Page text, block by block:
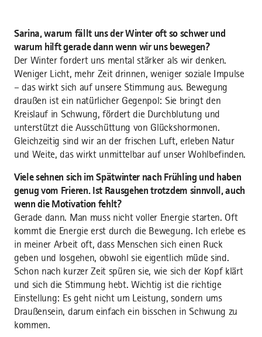
Sarina, warum fällt uns der Winter oft so schwer und
warum hilft gerade dann wenn wir uns bewegen?
Der Winter fordert uns mental stärker als wir denken.
Weniger Licht, mehr Zeit drinnen, weniger soziale Impulse
– das wirkt sich auf unsere Stimmung aus. Bewegung
draußen ist ein natürlicher Gegenpol: Sie bringt den
Kreislauf in Schwung, fördert die Durchblutung und
unterstützt die Ausschüttung von Glückshormonen.
Gleichzeitig sind wir an der frischen Luft, erleben Natur
und Weite, das wirkt unmittelbar auf unser Wohlbefinden.
Viele sehnen sich im Spätwinter nach Frühling und haben
genug vom Frieren. Ist Rausgehen trotzdem sinnvoll, auch
wenn die Motivation fehlt?
Gerade dann. Man muss nicht voller Energie starten. Oft
kommt die Energie erst durch die Bewegung. Ich erlebe es
in meiner Arbeit oft, dass Menschen sich einen Ruck
geben und losgehen, obwohl sie eigentlich müde sind.
Schon nach kurzer Zeit spüren sie, wie sich der Kopf klärt
und sich die Stimmung hebt. Wichtig ist die richtige
Einstellung: Es geht nicht um Leistung, sondern ums
Draußensein, darum einfach ein bisschen in Schwung zu
kommen.